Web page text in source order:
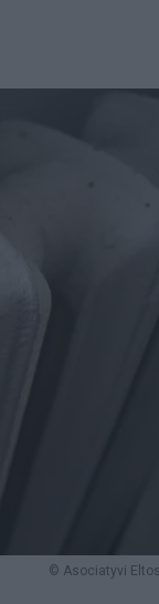
© Asociatyvi